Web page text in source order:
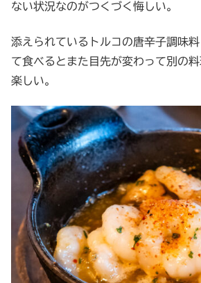
ない状況なのがつくづく悔しい。
添えられているトルコの唐辛子調味
て食べるとまた目先が変わって別の
楽しい。